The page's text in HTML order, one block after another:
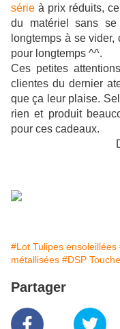
série à prix réduits,
du matériel sans
longtemps à se
pour longtemps ^^.
Ces petites
clientes du dernier
que ça leur plaise.
rien et produit
pour ces cadeaux.
#Lot Tulipes ensoleillées
métallisées #DSP
Partager